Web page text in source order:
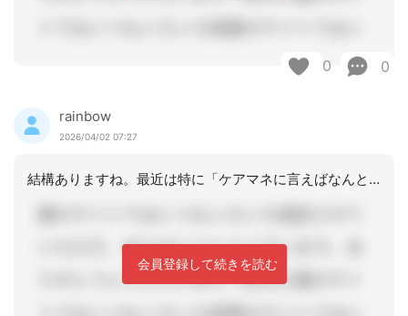
0 0
rainbow
2026/04/02 07:27
結構ありますね。最近は特に「ケアマネに言えばなんとかしてくれるでしょう」という考
会員登録して続きを読む